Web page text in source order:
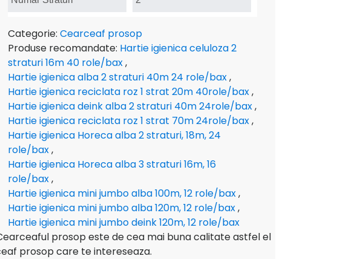
Categorie: Cearceaf prosop
Produse recomandate: Hartie igienica celuloza 2
straturi 16m 40 role/bax,
Hartie igienica alba 2 straturi 40m 24 role/bax,
Hartie igienica reciclata roz 1 strat 20m 40role/bax,
Hartie igienica deink alba 2 straturi 40m 24role/bax,
Hartie igienica reciclata roz 1 strat 70m 24role/bax,
Hartie igienica Horeca alba 2 straturi, 18m, 24
role/bax,
Hartie igienica Horeca alba 3 straturi 16m, 16
role/bax,
Hartie igienica mini jumbo alba 100m, 12 role/bax,
Hartie igienica mini jumbo alba 120m, 12 role/bax,
Hartie igienica mini jumbo deink 120m, 12 role/bax
prosop este de cea mai buna calitate astfel el
prosop care te intereseaza.